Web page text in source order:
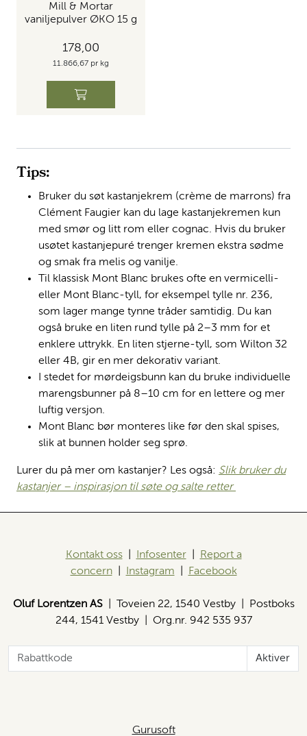
Mill & Mortar
vaniljepulver ØKO 15 g
178,00
11.866,67 pr kg
Tips:
Bruker du søt kastanjekrem (crème de marrons) fra
Clément Faugier kan du lage kastanjekremen kun
med smør og litt rom eller cognac. Hvis du bruker
usøtet kastanjepuré trenger kremen ekstra sødme
og smak fra melis og vanilje.
Til klassisk Mont Blanc brukes ofte en vermicelli-
eller Mont Blanc-tyll, for eksempel tylle nr. 236,
som lager mange tynne tråder samtidig. Du kan
også bruke en liten rund tylle på 2–3 mm for et
enklere uttrykk. En liten stjerne-tyll, som Wilton 32
eller 4B, gir en mer dekorativ variant.
I stedet for mørdeigsbunn kan du bruke individuelle
marengsbunner på 8–10 cm for en lettere og mer
luftig versjon.
Mont Blanc bør monteres like før den skal spises,
slik at bunnen holder seg sprø.
Lurer du på mer om kastanjer? Les også: Slik bruker du
kastanjer – inspirasjon til søte og salte retter
Kontakt oss| Infosenter| Report a
concern| Instagram Facebook
Oluf Lorentzen AS| Toveien 22, 1540 Vestby | Postboks
244, 1541 Vestby | Org.nr. 942 535 937
Aktiver
Gurusoft